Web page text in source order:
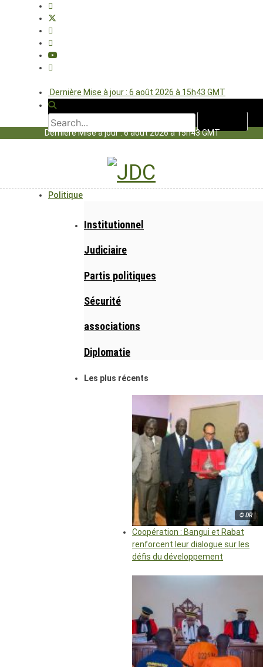
Dernière Mise à jour : 6 août 2026 à 15h43 GMT
Dernière Mise à jour : 6 août 2026 à 15h43 GMT
Politique
Institutionnel
Judiciaire
Partis politiques
Sécurité
associations
Diplomatie
Les plus récents
© DR
Coopération : Bangui et Rabat
renforcent leur dialogue sur les
défis du développement